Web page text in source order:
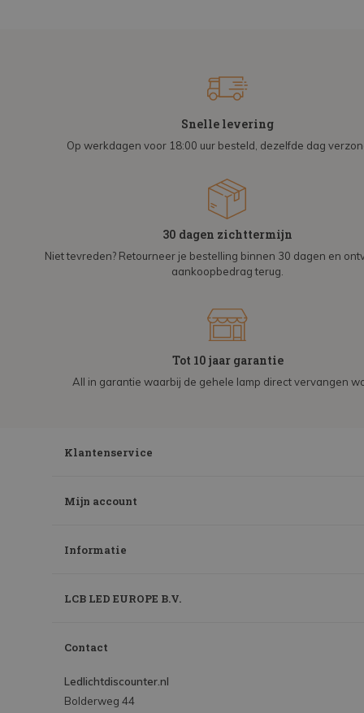
Snelle levering
Op werkdagen voor 18:00 uur besteld, dezelfde dag
30 dagen zichttermijn
Niet tevreden? Retourneer je bestelling binnen 30 dagen en
aankoopbedrag terug.
Tot 10 jaar garantie
All in garantie waarbij de gehele lamp direct vervangen
Klantenservice
Mijn account
Informatie
LCB LED EUROPE B.V.
Contact
Ledlichtdiscounter.nl
Bolderweg 44